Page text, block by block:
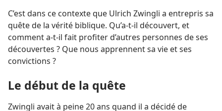
C’est dans ce contexte que Ulrich Zwingli a entrepris sa
quête de la vérité biblique. Qu’a-t-il découvert, et
comment a-t-il fait profiter d’autres personnes de ses
découvertes ? Que nous apprennent sa vie et ses
convictions ?
Le début de la quête
Zwingli avait à peine 20 ans quand il a décidé de